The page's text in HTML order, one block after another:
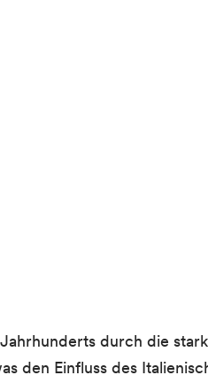
durch die
den Einfluss des